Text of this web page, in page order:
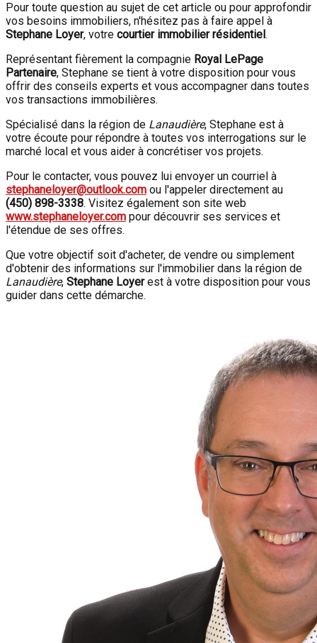
Pour toute question au sujet de cet article ou pour approfondir
vos besoins immobiliers, n'hésitez pas à faire appel à
Stephane Loyer, votre courtier immobilier résidentiel .
Représentant fièrement la compagnie Royal LePage
Partenaire, Stephane se tient à votre disposition pour vous
offrir des conseils experts et vous accompagner dans toutes
vos transactions immobilières.
Spécialisé dans la région de Lanaudière, Stephane est à
votre écoute pour répondre à toutes vos interrogations sur le
marché local et vous aider à concrétiser vos projets.
Pour le contacter, vous pouvez lui envoyer un courriel à
stephaneloyer@outlook.com ou l'appeler directement au
(450) 898-3338. Visitez également son site web
www.stephaneloyer.com pour découvrir ses services et
l'étendue de ses offres.
Que votre objectif soit d'acheter, de vendre ou simplement
d'obtenir des informations sur l'immobilier dans la région de
Lanaudière, Stephane Loyerest à votre disposition pour vous
guider dans cette démarche.